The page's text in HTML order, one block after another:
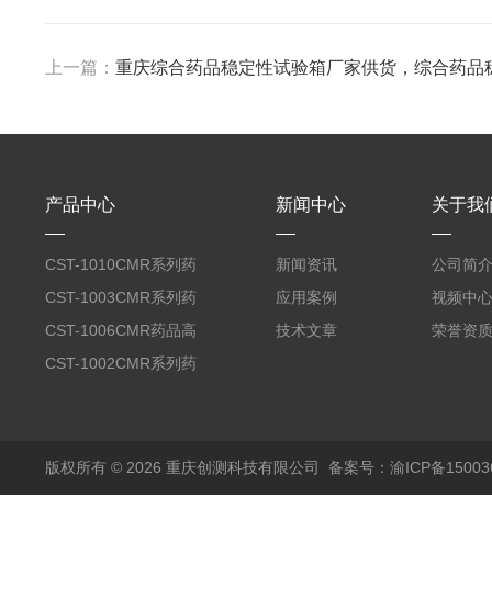
上一篇： 重庆综合药品稳定性试验箱厂家供货，综合药品
产品中心
CST-1010CMR系列药
品高温试验箱
CST-1003CMR系列药
品高温试验箱
CST-1006CMR药品高
温试验箱
CST-1002CMR系列药
新闻中心
新闻资讯
应用案例
技术文章
关于我
公司简介
视频中心
荣誉资质
版权所有 © 2026 重庆创测科技有限公司 备案号：渝ICP备